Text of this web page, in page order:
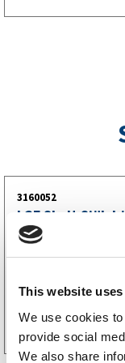
This website
We use cookies
provide social
We also share
3160052
LGF Skylt
238